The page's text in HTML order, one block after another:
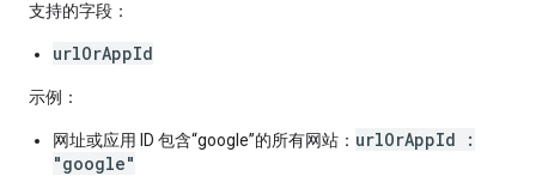
支持的字段：
urlOrAppId
示例：
网址或应用 ID 包含“google”的所有网站： urlOrAppId :
"google"